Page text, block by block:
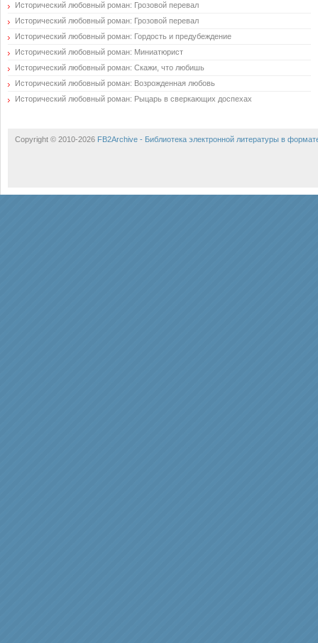
Исторический любовный роман: Грозовой перевал
Исторический любовный роман: Грозовой перевал
Исторический любовный роман: Гордость и предубеждение
Исторический любовный роман: Миниатюрист
Исторический любовный роман: Скажи, что любишь
Исторический любовный роман: Возрожденная любовь
Исторический любовный роман: Рыцарь в сверкающих доспехах
Copyright © 2010-2026 FB2Archive - Библиотека электронной литературы в